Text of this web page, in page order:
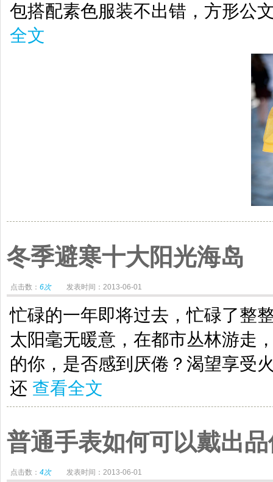
包搭配素色服装不出错，方形公
全文
冬季避寒十大阳光海岛
点击数： 6次 发表时间：2013-06-01
忙碌的一年即将过去，忙碌了整
太阳毫无暖意，在都市丛林游走
的你，是否感到厌倦？渴望享受
还 查看全文
普通手表如何可以戴出
点击数： 4次 发表时间：2013-06-01